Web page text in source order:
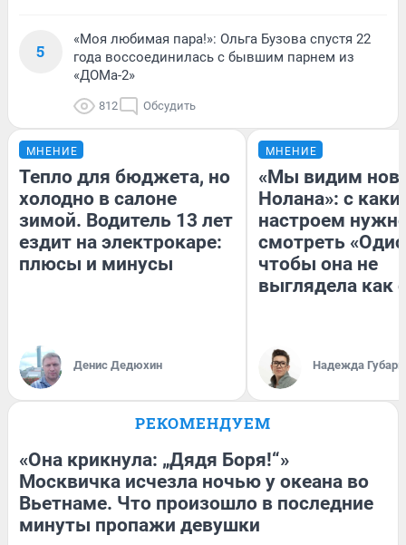
5
«Моя любимая пара!»: Ольга Бузова спустя 22
года воссоединилась с бывшим парнем из
«ДОМа-2»
812 Обсудить
МНЕНИЕ
Тепло для бюджета, но
холодно в салоне
зимой. Водитель 13 лет
ездит на электрокаре:
плюсы и минусы
Денис Дедюхин
МНЕНИЕ
«Мы видим
Нолана»: с
настроем
смотреть
чтобы она не
выглядела как
Надежда Губарь
РЕКОМЕНДУЕМ
«Она крикнула: „Дядя Боря!“»
Москвичка исчезла ночью у океана во
Вьетнаме. Что произошло в последние
минуты пропажи девушки